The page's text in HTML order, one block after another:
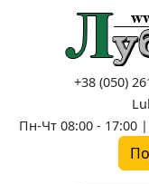
+38 (050)
Пн-Чт 08:00 - 17:00